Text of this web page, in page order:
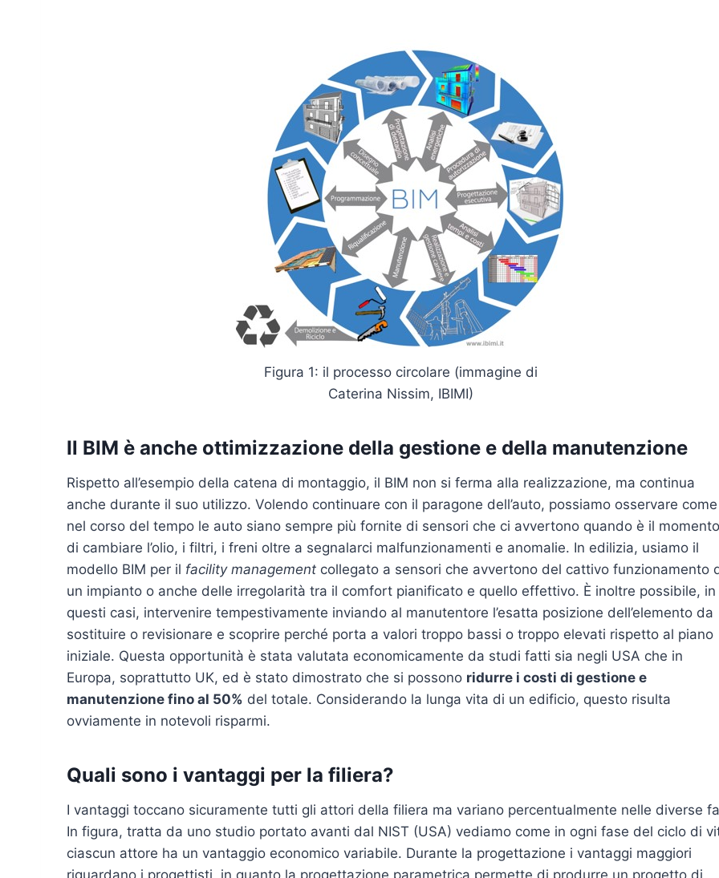
Figura 1: il processo circolare (immagine di
Caterina Nissim, IBIMI)
Il BIM è anche ottimizzazione della gestione e della manutenzione
Rispetto all’esempio della catena di montaggio, il BIM non si ferma alla realizzazione, ma continua
anche durante il suo utilizzo. Volendo continuare con il paragone dell’auto, possiamo osservare come
nel corso del tempo le auto siano sempre più fornite di sensori che ci avvertono quando è il momento
di cambiare l’olio, i filtri, i freni oltre a segnalarci malfunzionamenti e anomalie. In edilizia, usiamo il
modello BIM per il facility management collegato a sensori che avvertono del cattivo funzionamento
un impianto o anche delle irregolarità tra il comfort pianificato e quello effettivo. È inoltre possibile, in
questi casi, intervenire tempestivamente inviando al manutentore l’esatta posizione dell’elemento da
sostituire o revisionare e scoprire perché porta a valori troppo bassi o troppo elevati rispetto al piano
iniziale. Questa opportunità è stata valutata economicamente da studi fatti sia negli USA che in
Europa, soprattutto UK, ed è stato dimostrato che si possono ridurre i costi di gestione e
manutenzione fino al 50% del totale. Considerando la lunga vita di un edificio, questo risulta
ovviamente in notevoli risparmi.
Quali sono i vantaggi per la filiera?
I vantaggi toccano sicuramente tutti gli attori della filiera ma variano percentualmente nelle diverse
In figura, tratta da uno studio portato avanti dal NIST (USA) vediamo come in ogni fase del ciclo di
ciascun attore ha un vantaggio economico variabile. Durante la progettazione i vantaggi maggiori